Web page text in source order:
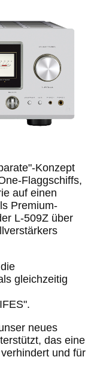
Konzept
Flaggschiffs,
auf einen
Premium-
L-509Z über
gleichzeitig
neues
das eine
und für